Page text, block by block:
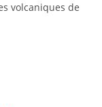
volcaniques de